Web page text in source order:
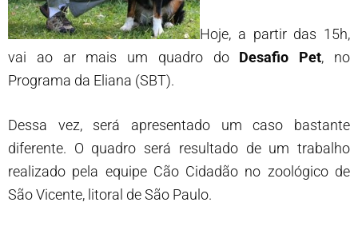
Hoje, a partir das 15h,
vai ao ar mais um quadro do Desafio Pet, no
Programa da Eliana (SBT).
Dessa vez, será apresentado um caso bastante
diferente. O quadro será resultado de um trabalho
realizado pela equipe Cão Cidadão no zoológico de
São Vicente, litoral de São Paulo.